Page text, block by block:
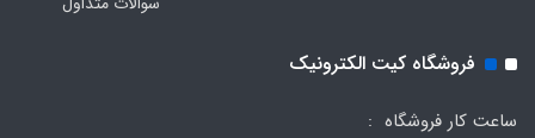
فروشگاه کیت الکترونیک
ساعت کار فروشگاه :